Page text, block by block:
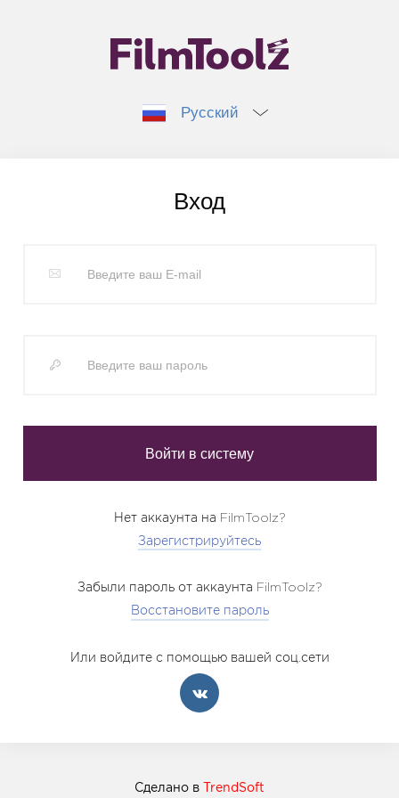
Русский
Вход
Нет аккаунта на FilmToolz?
Зарегистрируйтесь
Забыли пароль от аккаунта FilmToolz?
Восстановите пароль
Или войдите с помощью вашей соц.сети
Сделано в TrendSoft